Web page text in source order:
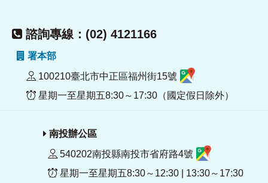
諮詢專線：(02) 4121166
署本部
100210臺北市中正區福州街15號
星期一至星期五8:30～17:30（國定假日除外）
南投辦公區
540202南投縣南投市省府路4號
星期一至星期五8:30～12:30 | 13:30～17:30